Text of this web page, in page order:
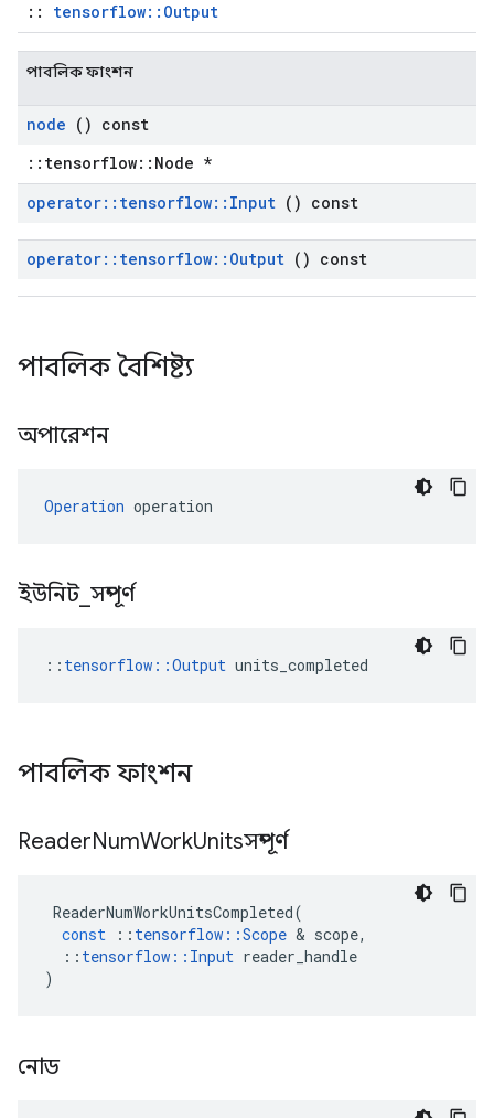
:: tensorflow::Output
পাবলিক ফাংশন
node () const
::tensorflow::Node *
operator:: tensorflow:: Input () const
operator:: tensorflow:: Output () const
পাবলিক বৈশিষ্ট্য
অপারেশন
Operation operation
ইউনিট_ সম্পূর্ণ
:: tensorflow::Output units_completed
পাবলিক ফাংশন
ReaderNumWorkUnitsসম্পূর্ণ
ReaderNumWorkUnitsCompleted(
const
:: tensorflow ::Scope & scope,
:: tensorflow :: Input reader_handle
)
নোড